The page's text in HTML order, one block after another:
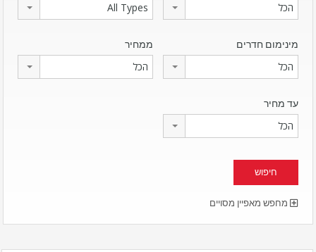
הכל All Types
מינימום חדרים
הכל
ממחיר
הכל
עד מחיר
הכל
מחפש מאפיין מסויים